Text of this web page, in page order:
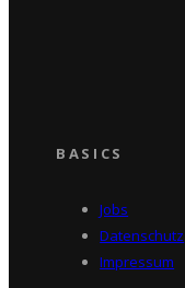
BASICS
Jobs
Datenschutz
Impressum